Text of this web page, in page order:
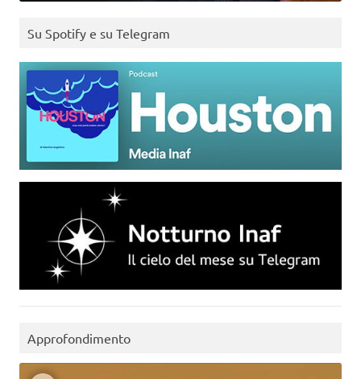
Su Spotify e su Telegram
Approfondimento